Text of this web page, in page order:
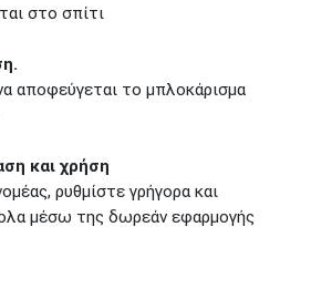
στο σπίτι
αποφεύγεται το μπλοκάρισμα
και χρήση
ρυθμίστε γρήγορα και
μέσω της δωρεάν εφαρμογής